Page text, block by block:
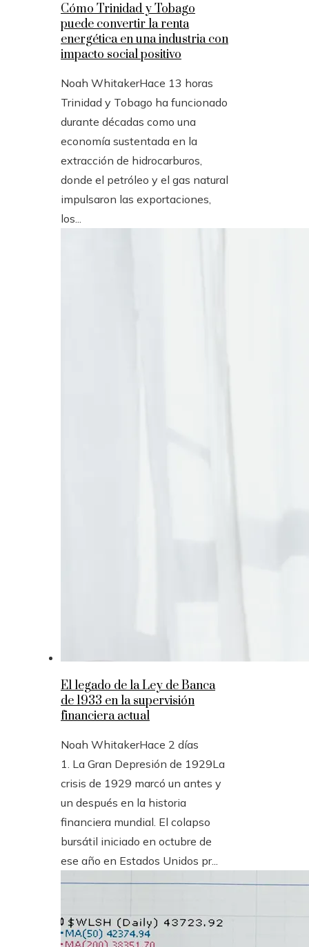
Cómo Trinidad y Tobago
puede convertir la renta
energética en una industria con
impacto social positivo
Noah WhitakerHace 13 horas
Trinidad y Tobago ha funcionado
durante décadas como una
economía sustentada en la
extracción de hidrocarburos,
donde el petróleo y el gas natural
impulsaron las exportaciones,
los...
El legado de la Ley de Banca
de 1933 en la supervisión
financiera actual
Noah WhitakerHace 2 días
1. La Gran Depresión de 1929La
crisis de 1929 marcó un antes y
un después en la historia
financiera mundial. El colapso
bursátil iniciado en octubre de
ese año en Estados Unidos pr...